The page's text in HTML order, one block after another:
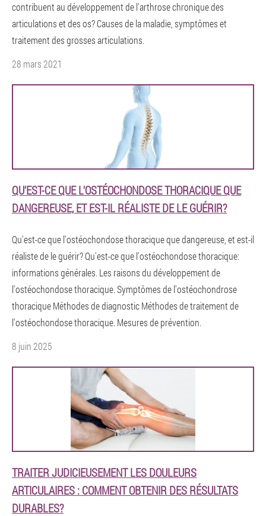
contribuent au développement de l'arthrose chronique des
articulations et des os? Causes de la maladie, symptômes et
traitement des grosses articulations.
28 mars 2021
QU'EST-CE QUE L'OSTÉOCHONDOSE THORACIQUE QUE
DANGEREUSE, ET EST-IL RÉALISTE DE LE GUÉRIR?
Qu'est-ce que l'ostéochondose thoracique que dangereuse, et est-il
réaliste de le guérir? Qu'est-ce que l'ostéochondose thoracique:
informations générales. Les raisons du développement de
l'ostéochondose thoracique. Symptômes de l'ostéochondrose
thoracique Méthodes de diagnostic Méthodes de traitement de
l'ostéochondose thoracique. Mesures de prévention.
8 juin 2025
TRAITER JUDICIEUSEMENT LES DOULEURS
ARTICULAIRES : COMMENT OBTENIR DES RÉSULTATS
DURABLES?